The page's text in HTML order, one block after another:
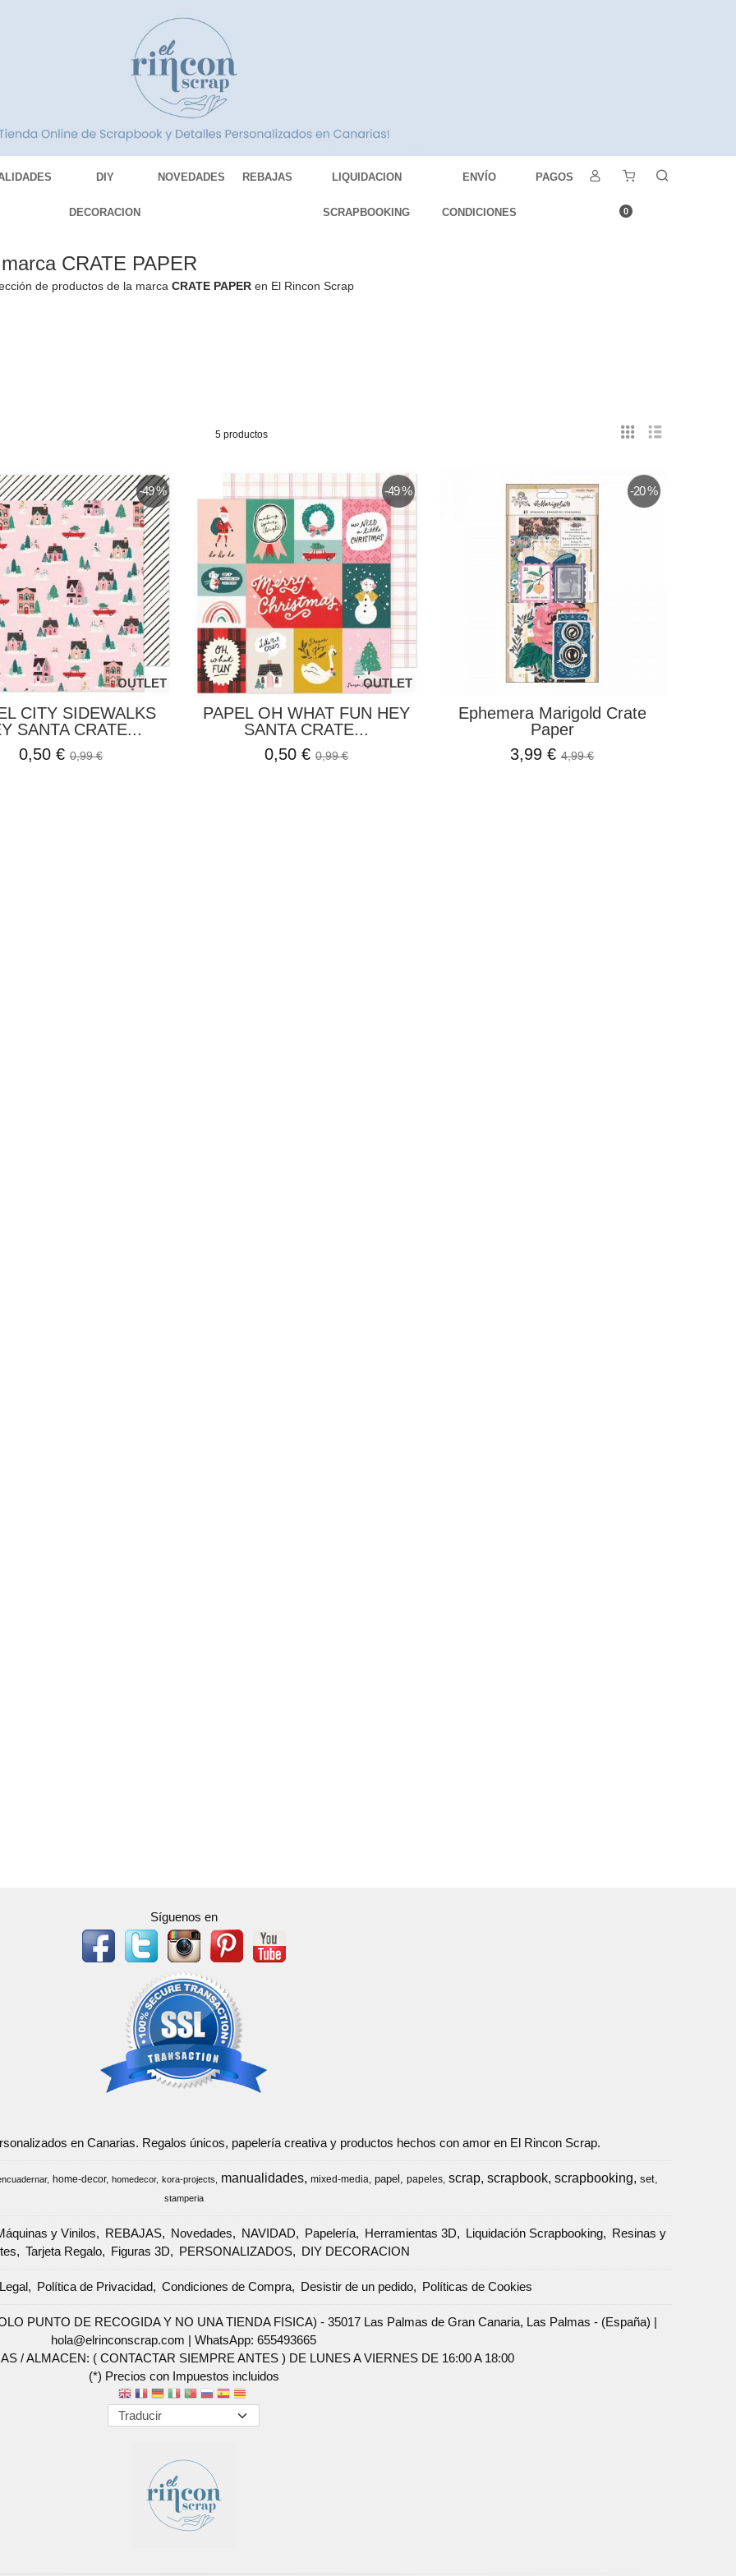
DIY
DECORACION
NOVEDADES REBAJAS LIQUIDACION
SCRAPBOOKING
ENVÍO
CONDICIONES
PAGOS
0
CRATE PAPER
de productos de la marcaCRATE PAPER en El Rincon Scrap
5 productos
OUTLET
-49 %
CITY SIDEWALKS
SANTA CRATE...
0,50 €0,99 €
OUTLET
-49 %
PAPEL OH WHAT FUN HEY
SANTA CRATE...
0,50 €0,99 €
-20 %
Ephemera Marigold Crate
Paper
3,99 €4,99 €
Síguenos en
en Canarias. Regalos únicos, papelería creativa y productos hechos con amor en El Rincon Scrap.
home-decor homedecor kora-projects manualidades mixed-media papel papeles scrap scrapbook scrapbooking set
stamperia
y Vinilos REBAJAS Novedades NAVIDAD Papelería Herramientas 3D Liquidación Scrapbooking
Resinas y
Tarjeta Regalo Figuras 3D PERSONALIZADOS DIY DECORACION
Política de Privacidad Condiciones de Compra Desistir de un pedido Políticas de Cookies
PUNTO DE RECOGIDA Y NO UNA TIENDA FISICA) - 35017 Las Palmas de Gran Canaria, Las Palmas - (España) |
hola@elrinconscrap.com |WhatsApp: 655493665
/ ALMACEN: ( CONTACTAR SIEMPRE ANTES ) DE LUNES A VIERNES DE 16:00 A 18:00
(*) Precios con Impuestos incluidos